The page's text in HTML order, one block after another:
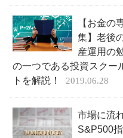
【お金の
集】老後
産運用の
の一つである投資スクー
トを解説！
2019.06.28
市場に流
S&P500